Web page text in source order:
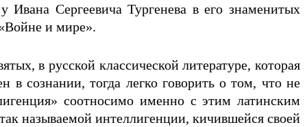
Ивана Сергеевича Тургенева в его знаменитых
и мире».
в русской классической литературе, которая
в сознании, тогда легко говорить о том, что не
соотносимо именно с этим латинским
называемой интеллигенции, кичившейся своей